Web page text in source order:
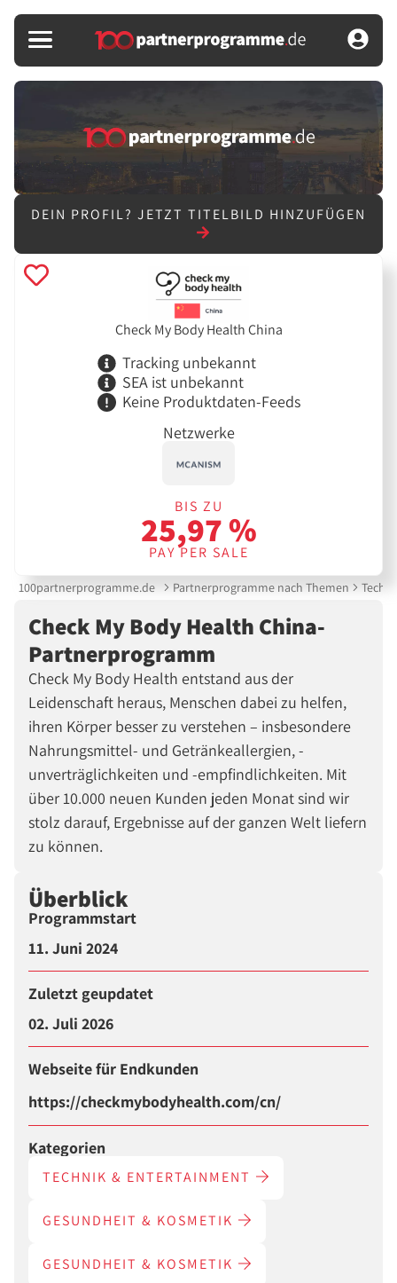
DEIN PROFIL? JETZT TITELBILD HINZUFÜGEN
Check My Body Health China
Tracking unbekannt
SEA ist unbekannt
Keine Produktdaten-Feeds
Netzwerke
BIS ZU
25,97 %
PAY PER SALE
100partnerprogramme.de Partnerprogramme nach Themen
Check My Body Health China-
Partnerprogramm
Check My Body Health entstand aus der
Leidenschaft heraus, Menschen dabei zu helfen,
ihren Körper besser zu verstehen – insbesondere
Nahrungsmittel- und Getränkeallergien, -
unverträglichkeiten und -empfindlichkeiten. Mit
über 10.000 neuen Kunden jeden Monat sind wir
stolz darauf, Ergebnisse auf der ganzen Welt liefern
zu können.
Überblick
Programmstart
11. Juni 2024
Zuletzt geupdatet
02. Juli 2026
Webseite für Endkunden
https://checkmybodyhealth.com/cn/
Kategorien
TECHNIK & ENTERTAINMENT
GESUNDHEIT & KOSMETIK
GESUNDHEIT & KOSMETIK